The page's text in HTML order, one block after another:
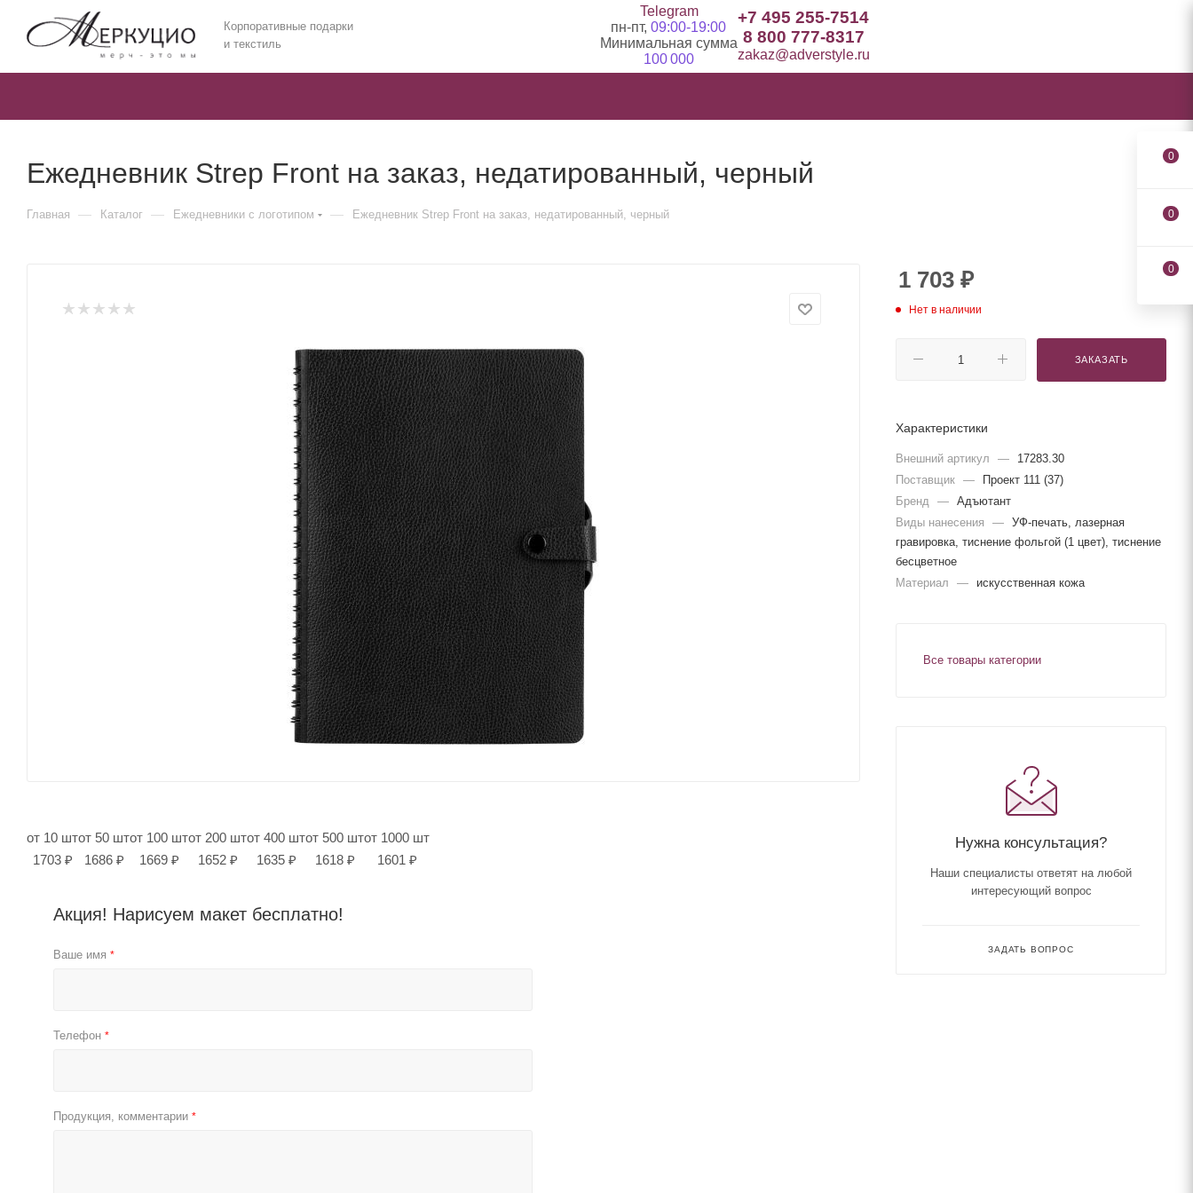
Корпоративные подарки
и текстиль
Telegram
пн-пт, 09:00-19:00
Минимальная сумма
100 000
+7 495 255-7514
8 800 777-8317
zakaz@adverstyle.ru
Ежедневник Strep Front на заказ, недатированный, черный
Главная — Каталог — Ежедневники c логотипом — Ежедневник Strep Front на заказ, недатированный, черный
от 10 шт
1703 ₽
от 50 шт
1686 ₽
от 100 шт
1669 ₽
от 200 шт
1652 ₽
от 400 шт
1635 ₽
от 500 шт
1618 ₽
от 1000 шт
1601 ₽
Акция! Нарисуем макет бесплатно!
Ваше имя *
Телефон *
Продукция, комментарии *
1 703 ₽
Нет в наличии
ЗАКАЗАТЬ
Характеристики
Внешний артикул —
17283.30
Поставщик —
Проект 111 (37)
Бренд
— Адъютант
Виды нанесения
— УФ-печать, лазерная
гравировка, тиснение фольгой (1 цвет), тиснение
бесцветное
Материал
— искусственная кожа
Все товары категории
Нужна консультация?
Наши специалисты ответят на любой
интересующий вопрос
ЗАДАТЬ ВОПРОС
0
0
0